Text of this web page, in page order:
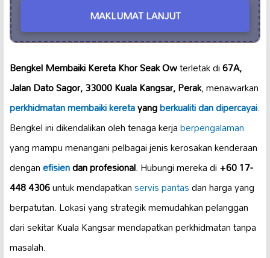
MAKLUMAT LANJUT
Bengkel Membaiki Kereta Khor Seak Owterletak di67A,
Jalan Dato Sagor, 33000 Kuala Kangsar, Perak, menawarkan
perkhidmatan membaiki keretayangberkualiti dan dipercayai.
Bengkel ini dikendalikan oleh tenaga kerjaberpengalaman
yang mampu menangani pelbagai jenis kerosakan kenderaan
denganefisiendan profesional. Hubungi mereka di+60 17-
448 4306untuk mendapatkanservis pantasdan harga yang
berpatutan. Lokasi yang strategik memudahkan pelanggan
dari sekitar Kuala Kangsar mendapatkan perkhidmatan tanpa
masalah.